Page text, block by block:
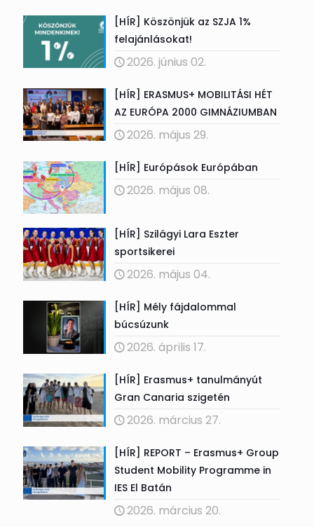
[HÍR] Köszönjük az SZJA 1%
felajánlásokat!
2026. június 02.
[HÍR] ERASMUS+ MOBILITÁSI HÉT
AZ EURÓPA 2000 GIMNÁZIUMBAN
2026. május 29.
[HÍR] Európások Európában
2026. május 08.
[HÍR] Szilágyi Lara Eszter
sportsikerei
2026. május 04.
[HÍR] Mély fájdalommal
búcsúzunk
2026. április 17.
[HÍR] Erasmus+ tanulmányút
Gran Canaria szigetén
2026. március 27.
[HÍR] REPORT – Erasmus+ Group
Student Mobility Programme in
IES El Batán
2026. március 20.